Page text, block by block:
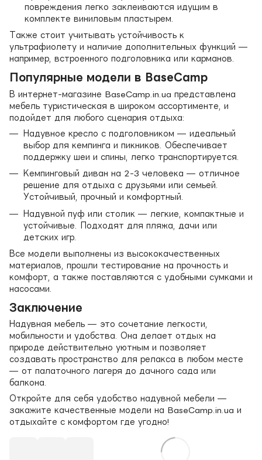
повреждения легко заклеиваются идущим в
комплекте виниловым пластырем.
Также стоит учитывать устойчивость к
ультрафиолету и наличие дополнительных функций —
например, встроенного подголовника или карманов.
Популярные модели в BaseCamp
В интернет-магазине BaseCamp.in.ua представлена
мебель туристическая в широком ассортименте, и
подойдет для любого сценария отдыха:
Надувное кресло с подголовником — идеальный
выбор для кемпинга и пикников. Обеспечивает
поддержку шеи и спины, легко транспортируется.
Кемпинговый диван на 2-3 человека — отличное
решение для отдыха с друзьями или семьей.
Устойчивый, прочный и комфортный.
Надувной пуф или столик — легкие, компактные и
устойчивые. Подходят для пляжа, дачи или
детских игр.
Все модели выполнены из высококачественных
материалов, прошли тестирование на прочность и
комфорт, а также поставляются с удобными сумками и
насосами.
Заключение
Надувная мебель — это сочетание легкости,
мобильности и удобства. Она делает отдых на
природе действительно уютным и позволяет
создавать пространство для релакса в любом месте
— от палаточного лагеря до дачного сада или
балкона.
Откройте для себя удобство надувной мебели —
закажите качественные модели на BaseCamp.in.ua и
отдыхайте с комфортом где угодно!